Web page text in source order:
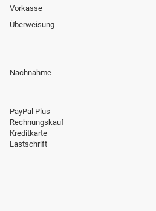
Vorkasse
Überweisung
Nachnahme
PayPal Plus
Rechnungskauf
Kreditkarte
Lastschrift